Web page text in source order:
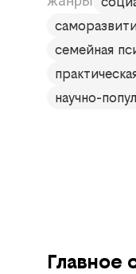
семейная
научно-
Главное